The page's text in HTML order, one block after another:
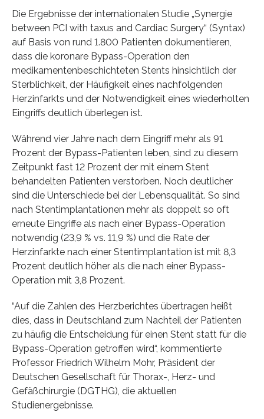
Die Ergebnisse der internationalen Studie „Synergie
between PCI with taxus and Cardiac Surgery“ (Syntax)
auf Basis von rund 1.800 Patienten dokumentieren,
dass die koronare Bypass-Operation den
medikamentenbeschichteten Stents hinsichtlich der
Sterblichkeit, der Häufigkeit eines nachfolgenden
Herzinfarkts und der Notwendigkeit eines wiederholten
Eingriffs deutlich überlegen ist.
Während vier Jahre nach dem Eingriff mehr als 91
Prozent der Bypass-Patienten leben, sind zu diesem
Zeitpunkt fast 12 Prozent der mit einem Stent
behandelten Patienten verstorben. Noch deutlicher
sind die Unterschiede bei der Lebensqualität. So sind
nach Stentimplantationen mehr als doppelt so oft
erneute Eingriffe als nach einer Bypass-Operation
notwendig (23,9 % vs. 11,9 %) und die Rate der
Herzinfarkte nach einer Stentimplantation ist mit 8,3
Prozent deutlich höher als die nach einer Bypass-
Operation mit 3,8 Prozent.
“Auf die Zahlen des Herzberichtes übertragen heißt
dies, dass in Deutschland zum Nachteil der Patienten
zu häufig die Entscheidung für einen Stent statt für die
Bypass-Operation getroffen wird“, kommentierte
Professor Friedrich Wilhelm Mohr, Präsident der
Deutschen Gesellschaft für Thorax-, Herz- und
Gefäßchirurgie (DGTHG), die aktuellen
Studienergebnisse.